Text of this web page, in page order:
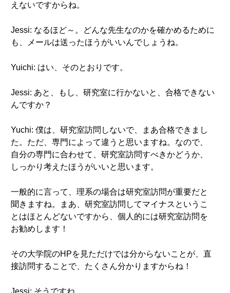
えないですからね。
Jessi: なるほど～。どんな先生なのかを確かめるために
も、メールは送ったほうがいいんでしょうね。
Yuichi: はい、そのとおりです。
Jessi: あと、もし、研究室に行かないと、合格できない
んですか？
Yuchi: 僕は、研究室訪問しないで、まあ合格できまし
た。ただ、専門によって違うと思いますね。なので、
自分の専門に合わせて、研究室訪問すべきかどうか、
しっかり考えたほうがいいと思います。
一般的に言って、理系の場合は研究室訪問が重要だと
聞きますね。まあ、研究室訪問してマイナスというこ
とはほとんどないですから、個人的には研究室訪問を
お勧めします！
その大学院のHPを見ただけでは分からないことが、直
接訪問することで、たくさん分かりますからね！
Jessi: そうですね。